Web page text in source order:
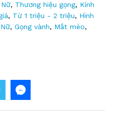
, Thương hiệu gọng, Kính
, Từ 1 triệu - 2 triệu, Hình
Nữ, Gọng vành, Mắt mèo,